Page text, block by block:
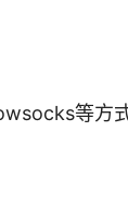
等方